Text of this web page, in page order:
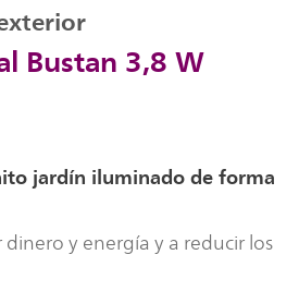
Bustan 3,8 W
jardín iluminado de forma
y energía y a reducir los